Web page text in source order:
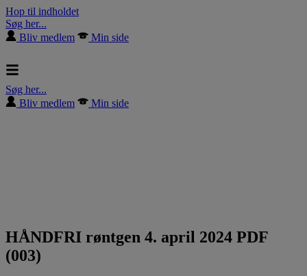
Hop til indholdet
Søg her...
Bliv medlem
Min side
Søg her...
Bliv medlem
Min side
HÅNDFRI røntgen 4. april 2024 PDF
(003)